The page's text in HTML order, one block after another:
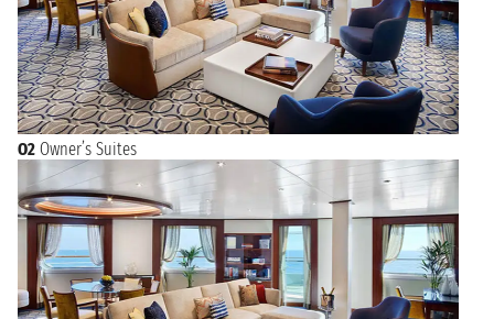
O2 Owner’s Suites